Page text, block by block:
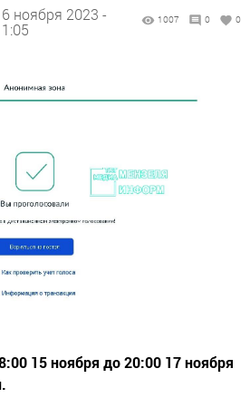
ноября 2023 -
1007 0 0
15 ноября до 20:00 17 ноября